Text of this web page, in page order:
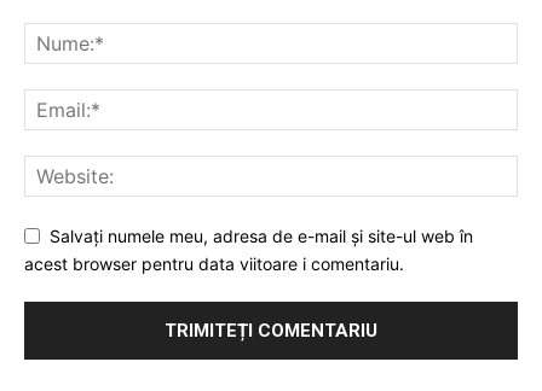
Salvați numele meu, adresa de e-mail și site-ul web în
acest browser pentru data viitoare i comentariu.